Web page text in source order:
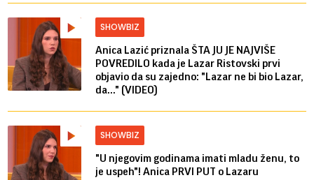
SHOWBIZ
Anica Lazić priznala ŠTA JU JE NAJVIŠE
POVREDILO kada je Lazar Ristovski prvi
objavio da su zajedno: "Lazar ne bi bio Lazar,
da..." (VIDEO)
SHOWBIZ
"U njegovim godinama imati mladu ženu, to
je uspeh"! Anica PRVI PUT o Lazaru